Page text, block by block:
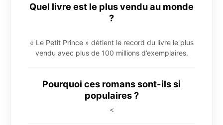
Quel livre est le plus vendu au monde
?
« Le Petit Prince » détient le record du livre le plus
vendu avec plus de 100 millions d’exemplaires.
Pourquoi ces romans sont-ils si
populaires ?
<